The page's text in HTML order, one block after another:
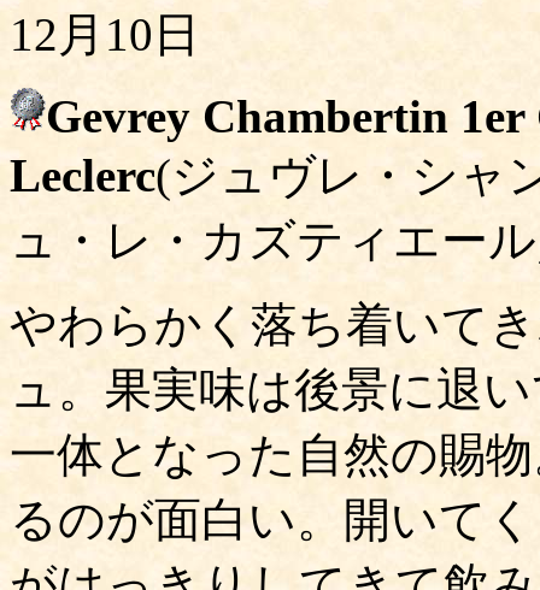
12月10日
Gevrey Chambertin
Leclerc(ジュヴレ・シャ
ュ・レ・カズティエー
やわらかく落ち着いて
ュ。果実味は後景に退
一体となった自然の賜
るのが面白い。開いて